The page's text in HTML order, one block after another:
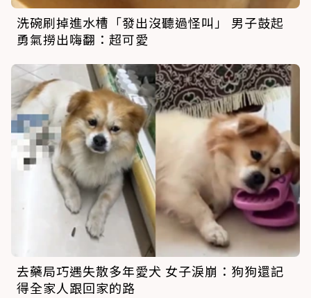
洗碗刷掉進水槽「發出沒聽過怪叫」 男子鼓起
勇氣撈出嗨翻：超可愛
去藥局巧遇失散多年愛犬 女子淚崩：狗狗還記
得全家人跟回家的路